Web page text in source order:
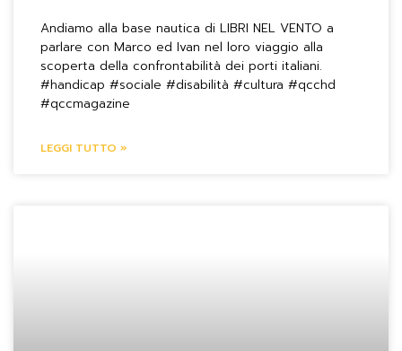
Andiamo alla base nautica di LIBRI NEL VENTO a
parlare con Marco ed Ivan nel loro viaggio alla
scoperta della confrontabilità dei porti italiani.
#handicap #sociale #disabilità #cultura #qcchd
#qccmagazine
LEGGI TUTTO »